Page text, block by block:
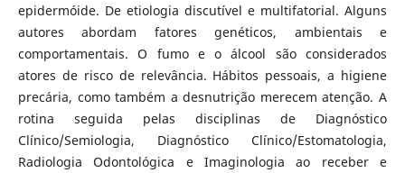
epidermóide. De etiologia discutível e multifatorial. Alguns
autores abordam fatores genéticos, ambientais e
comportamentais. O fumo e o álcool são considerados
atores de risco de relevância. Hábitos pessoais, a higiene
precária, como também a desnutrição merecem atenção. A
rotina seguida pelas disciplinas de Diagnóstico
Clínico/Semiologia, Diagnóstico Clínico/Estomatologia,
Radiologia Odontológica e Imaginologia ao receber e